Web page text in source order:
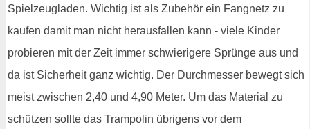
Spielzeugladen. Wichtig ist als Zubehör ein Fangnetz zu
kaufen damit man nicht herausfallen kann - viele Kinder
probieren mit der Zeit immer schwierigere Sprünge aus und
da ist Sicherheit ganz wichtig. Der Durchmesser bewegt sich
meist zwischen 2,40 und 4,90 Meter. Um das Material zu
schützen sollte das Trampolin übrigens vor dem